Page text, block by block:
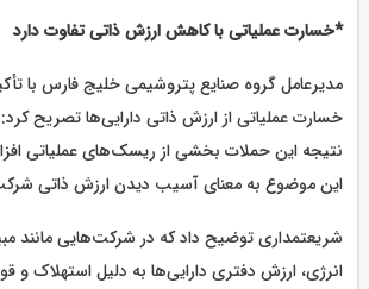
*خسارت عملیاتی با کاهش ارزش ذاتی تفاوت دارد
مدیرعامل گروه صنایع پتروشیمی خلیج فارس با
خسارت عملیاتی از ارزش ذاتی دارایی‌ها تصریح
نتیجه این حملات بخشی از ریسک‌های عملیاتی
این موضوع به معنای آسیب دیدن ارزش ذاتی
شریعتمداری توضیح داد که در شرکت‌هایی مانند
انرژی، ارزش دفتری دارایی‌ها به دلیل استهلاک و